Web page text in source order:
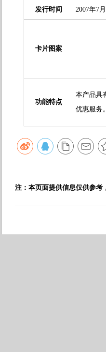
发行时间 2007年7月
卡片图案
功能特点
本产品具
优惠服务
注：本页面提供信息仅供参考